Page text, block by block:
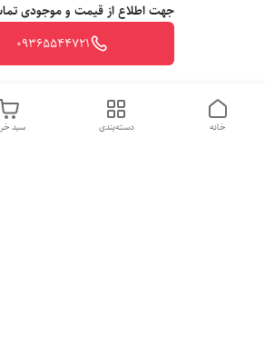
جهت اطلاع از قیمت و موجودی
09365544721
سبد دسته‌بندی خانه